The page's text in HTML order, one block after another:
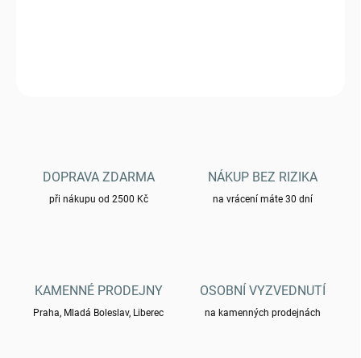
DOPRAVA ZDARMA
při nákupu od 2500 Kč
NÁKUP BEZ RIZIKA
na vrácení máte 30 dní
KAMENNÉ PRODEJNY
Praha, Mladá Boleslav, Liberec
OSOBNÍ VYZVEDNUTÍ
na kamenných prodejnách